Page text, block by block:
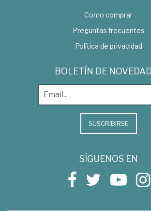
Como comprar
Preguntas frecuentes
Política de privacidad
BOLETÍN DE
SUSCRIBIRSE
SÍGUENOS EN